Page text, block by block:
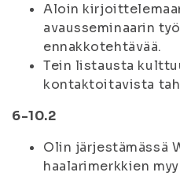
Aloin
avausseminaarin
ennakkotehtävää.
Tein listausta
kontaktoitavista
6-10.2
Olin järjestämässä
haalarimerkkien